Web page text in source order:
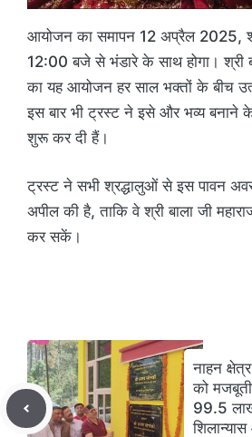
आयोजन का समापन 12 अप्रैल 2025,
12:00 बजे से भंडारे के साथ होगा। श्री
का यह आयोजन हर साल भक्तों के बीच
इस बार भी ट्रस्ट ने इसे और भव्य बनाने के
शुरू कर दी हैं।
ट्रस्ट ने सभी श्रद्धालुओं से इस पावन
अपील की है, ताकि वे श्री बाला जी
कर सकें।
नाहन
को
99.5